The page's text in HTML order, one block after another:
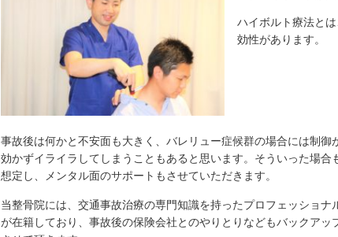
ハイボルト療法と
効性があります。
事故後は何かと不安面も大きく、バレリュー症候群の場合には制御
効かずイライラしてしまうこともあると思います。そういった場合
想定し、メンタル面のサポートもさせていただきます。
当整骨院には、交通事故治療の専門知識を持ったプロフェッショナ
が在籍しており、事故後の保険会社とのやりとりなどもバックアッ